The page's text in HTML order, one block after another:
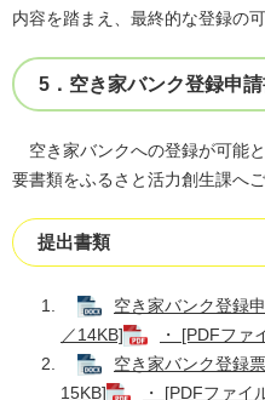
内容を踏まえ、最終的な登録の
5．空き家バンク登録申
空き家バンクへの登録が可能
要書類をふるさと活力創生課へ
提出書類
空き家バンク登録
／14KB]
・ [PDFファ
空き家バンク登録
15KB]
・ [PDFファイ